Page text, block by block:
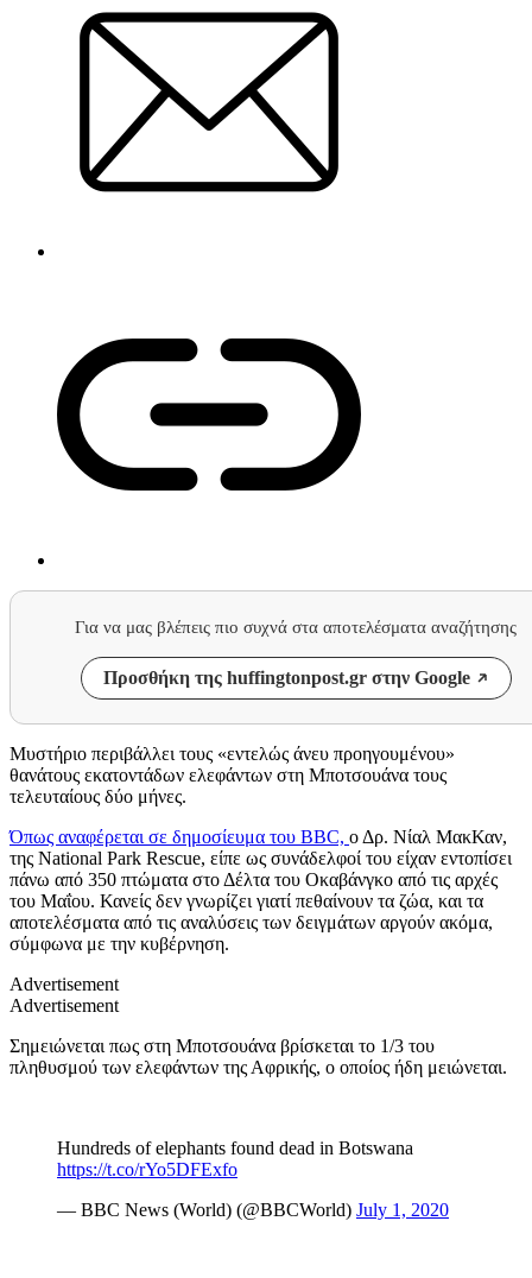
Για να μας βλέπεις πιο συχνά στα αποτελέσματα αναζήτησης
Προσθήκη της huffingtonpost.gr στην Google
Μυστήριο περιβάλλει τους «εντελώς άνευ προηγουμένου»
θανάτους εκατοντάδων ελεφάντων στη Μποτσουάνα τους
τελευταίους δύο μήνες.
Όπως αναφέρεται σε δημοσίευμα του BBC, ο Δρ. Νίαλ ΜακΚαν,
της National Park Rescue, είπε ως συνάδελφοί του είχαν εντοπίσει
πάνω από 350 πτώματα στο Δέλτα του Οκαβάνγκο από τις αρχές
του Μαΐου. Κανείς δεν γνωρίζει γιατί πεθαίνουν τα ζώα, και τα
αποτελέσματα από τις αναλύσεις των δειγμάτων αργούν ακόμα,
σύμφωνα με την κυβέρνηση.
Advertisement
Advertisement
Σημειώνεται πως στη Μποτσουάνα βρίσκεται το 1/3 του
πληθυσμού των ελεφάντων της Αφρικής, ο οποίος ήδη μειώνεται.
Hundreds of elephants found dead in Botswana
https://t.co/rYo5DFExfo
— BBC News (World) (@BBCWorld) July 1, 2020